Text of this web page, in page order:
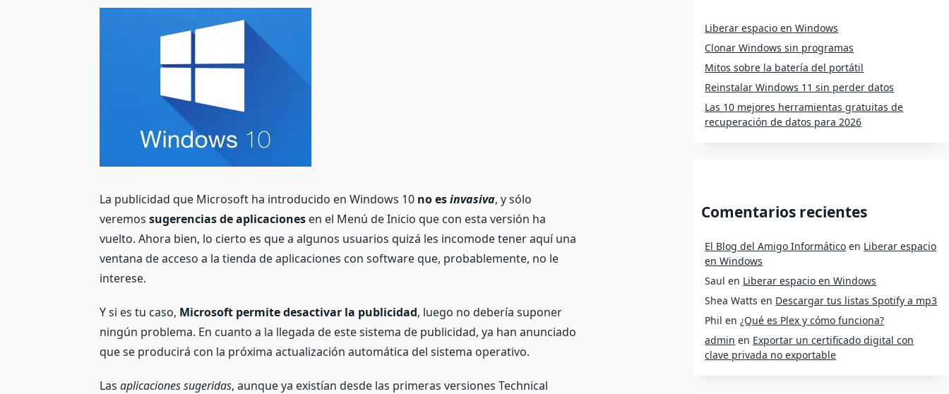
La publicidad que Microsoft ha introducido en Windows 10 no esinvasiva, y sólo
veremossugerencias de aplicaciones en el Menú de Inicio que con esta versión ha
vuelto. Ahora bien, lo cierto es que a algunos usuarios quizá les incomode tener aquí una
ventana de acceso a la tienda de aplicaciones con software que, probablemente, no le
interese.
Y si es tu caso, Microsoft permite desactivar la publicidad, luego no debería suponer
ningún problema. En cuanto a la llegada de este sistema de publicidad, ya han anunciado
que se producirá con la próxima actualización automática del sistema operativo.
Lasaplicaciones sugeridas, aunque ya existían desde las primeras versiones Technical
Liberar espacio en Windows
Clonar Windows sin programas
Mitos sobre la batería del portátil
Reinstalar Windows 11 sin perder datos
Las 10 mejores herramientas gratuitas de
recuperación de datos para 2026
Comentarios recientes
El Blog del Amigo Informático en Liberar espacio
en Windows
Saul en Liberar espacio en Windows
Shea Watts en Descargar tus listas Spotify a mp3
Phil en¿Qué es Plex y cómo funciona?
admin en Exportar un certificado digital con
clave privada no exportable